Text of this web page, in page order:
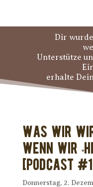
Dir
Unterstütze
erhalte
Was wir
wenn wir
[PODCAST
Donnerstag, 2.